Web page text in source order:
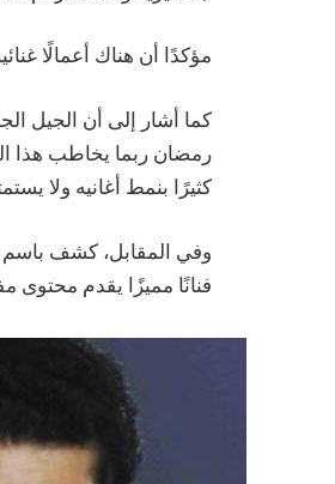
مؤكدًا أن هناك أعمالًا
رمضان ربما يخاطب هذا
كثيرًا بنمط أغانيه ولا
وفي المقابل، كشف باسم
فنانًا مميزًا يقدم محتوى